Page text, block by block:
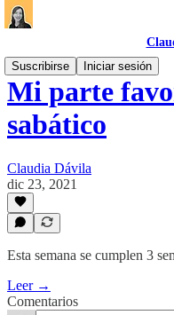
Suscribirse
Iniciar sesión
Mi parte
sabático
Claudia Dávila
dic 23, 2021
Esta semana se cumplen 3
Leer →
Comentarios